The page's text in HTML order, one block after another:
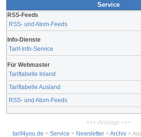
Service
RSS-Feeds
RSS- und Atom-Feeds
Info-Dienste
Tarif-Info-Service
Für Webmaster
Tariftabelle Inland
Tariftabelle Ausland
RSS- und Atom-Feeds
+++ Anzeige +++
tarif4you.de > Service > Newsletter >Archiv >